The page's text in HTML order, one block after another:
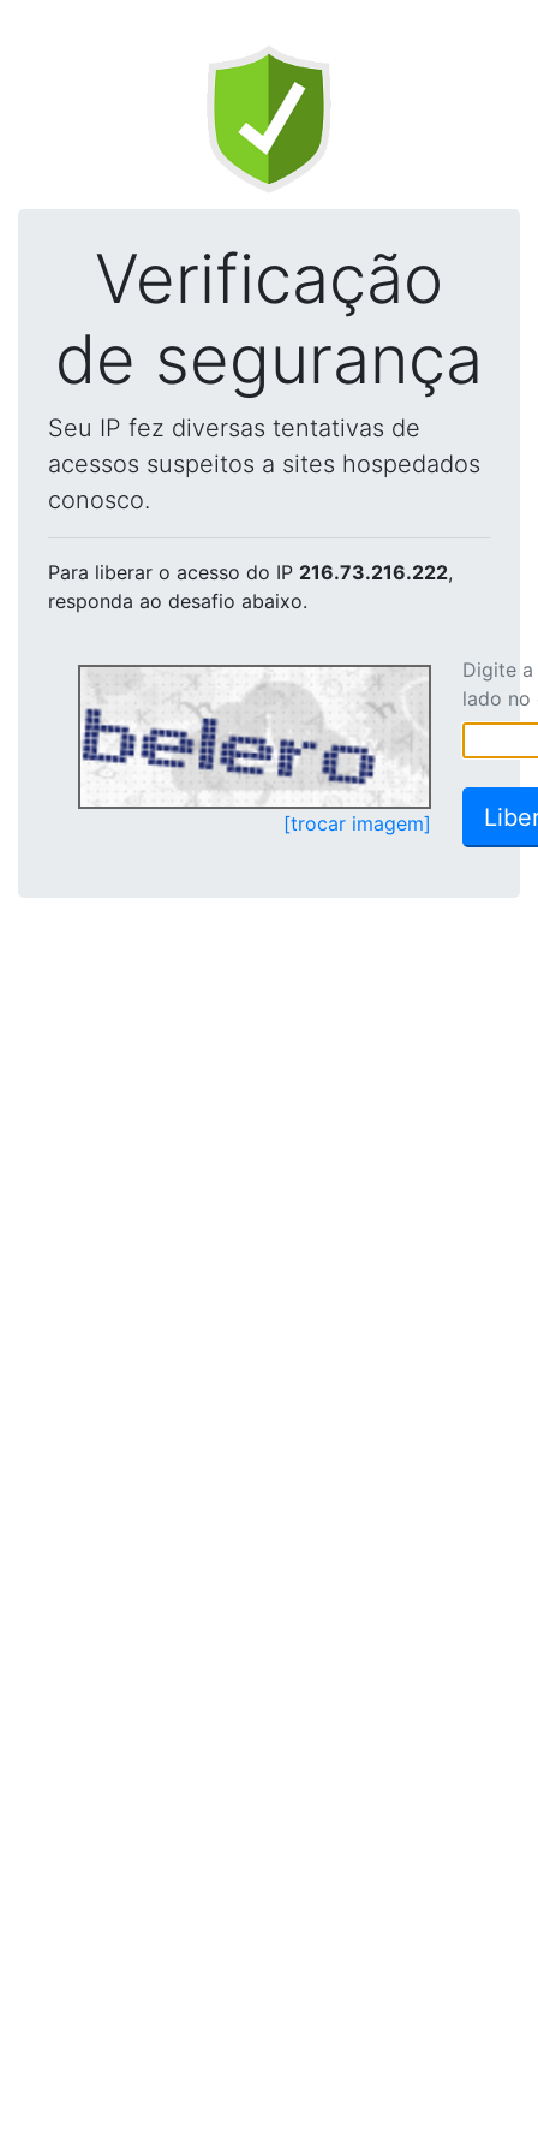
Verificação
de segurança
Seu IP fez diversas tentativas de
acessos suspeitos a sites hospedados
conosco.
Para liberar o acesso do IP 216.73.216.222,
responda ao desafio abaixo.
[trocar imagem]
Digite
lado no